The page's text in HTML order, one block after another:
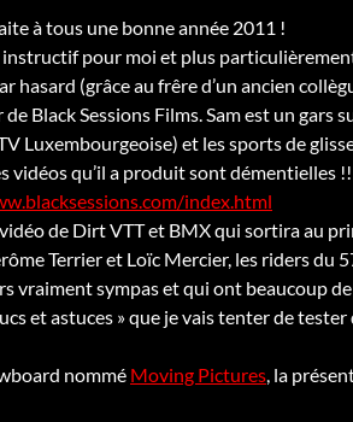
à tous une bonne année 2011 !
pour moi et plus
(grâce au frêre d’un ancien
Black Sessions Films. Sam est un gars
Luxembourgeoise) et les sports de
vidéos qu’il a produit sont démentielles
index.html
de Dirt VTT et BMX qui sortira au
Terrier et Loïc Mercier, les riders du
vraiment sympas et qui ont beaucoup
et astuces » que je vais tenter de
nommé Moving Pictures, la